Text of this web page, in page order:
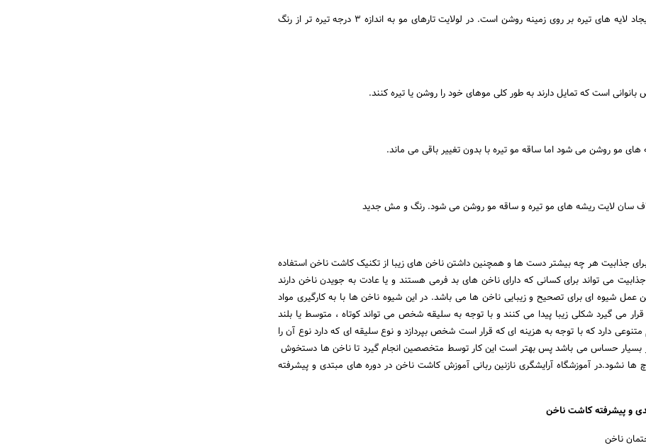
منظور از مش لولایت ایجاد لایه های تیره بر روی زمینه روشن است. در لولایت تارهای مو به اندازه 3 درجه تیره تر از رنگ
است که تمایل دارند به طور کلی موهای خود را روشن یا تیره کنند.
مو روشن می شود اما ساقه مو تیره با بدون تغییر باقی می ماند.
سان لایت ریشه های مو تیره و ساقه مو روشن می شود. رنگ و مش جدید
برای جذابیت هر چه بیشتر دست ها و همچنین داشتن ناخن های زیبا از تکنیک کاشت ناخن استفاده
جذابیت می تواند برای کسانی که دارای ناخن های بد فرمی هستند و یا عادت به جویدن ناخن دارند
عمل شیوه ای برای تصحیح و زیبایی ناخن ها می باشد. در این شیوه ناخن ها با به کارگیری مواد
می گیرد شکلی زیبا پیدا می کنند و با توجه به سلیقه شخص می تواند کوتاه ، متوسط یا بلند
دارد که با توجه به هزینه ای که قرار است شخص بپردازد و نوع سلیقه ای که دارد نوع آن را
بسیار حساس می باشد پس بهتر است این کار توسط متخصصین انجام گیرد تا ناخن ها دستخوش
ها نشود.در آموزشگاه آرایشگری نازنین ربانی آموزش کاشت ناخن در دوره های مبتدی و پیشرفته
و پیشرفته کاشت ناخن
ناخن